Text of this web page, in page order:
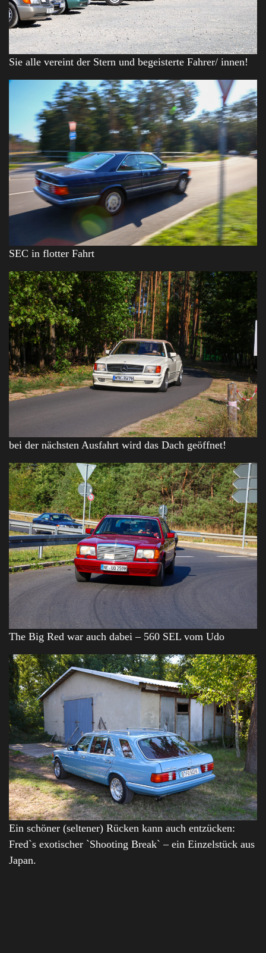
Sie alle vereint der Stern und begeisterte Fahrer/ innen!
SEC in flotter Fahrt
bei der nächsten Ausfahrt wird das Dach geöffnet!
The Big Red war auch dabei – 560 SEL vom Udo
Ein schöner (seltener) Rücken kann auch entzücken:
Fred`s exotischer `Shooting Break` – ein Einzelstück aus
Japan.